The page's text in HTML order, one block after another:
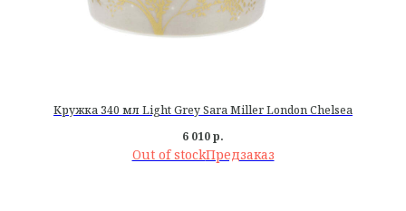
Кружка 340 мл Light Grey Sara Miller London Chelsea
6 010р.
Out of stock